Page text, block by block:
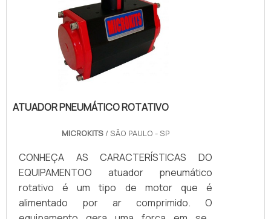
inúmeras possibilidades de uso. O atuador
é a solução para controle de fluidos.Uma
boa empresa fornecedora de atuado.
ATUADOR PNEUMÁTICO ROTATIVO
MICROKITS/ SÃO PAULO - SP
CONHEÇA AS CARACTERÍSTICAS DO
EQUIPAMENTOO atuador pneumático
rotativo é um tipo de motor que é
alimentado por ar comprimido. O